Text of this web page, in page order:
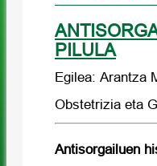
PILULA
Egilea: Arantza
Obstetrizia eta
Antisorgailuen